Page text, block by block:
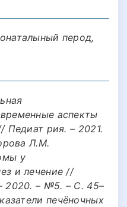
перод,
аспекты
Педиат рия. – 2021.
Л.М.
у
и лечение //
2020. – №5. – С. 45–
печёночных